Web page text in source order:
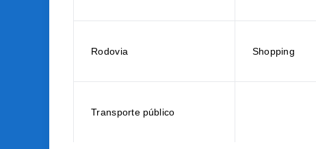
Rodovia Shopping
Transporte público